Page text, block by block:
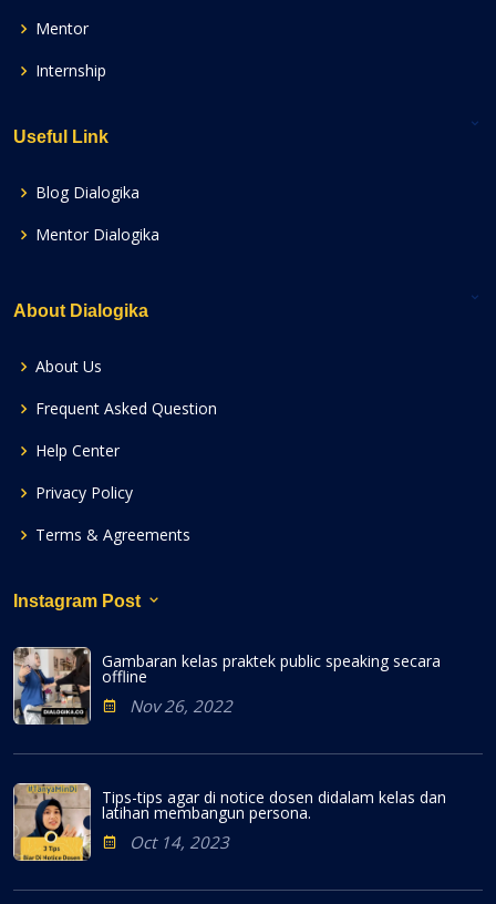
Mentor
Internship
Useful Link
Blog Dialogika
Mentor Dialogika
About Dialogika
About Us
Frequent Asked Question
Help Center
Privacy Policy
Terms & Agreements
Instagram Post
Gambaran kelas praktek public speaking secara
offline
Nov 26, 2022
Tips-tips agar di notice dosen didalam kelas dan
latihan membangun persona.
Oct 14, 2023